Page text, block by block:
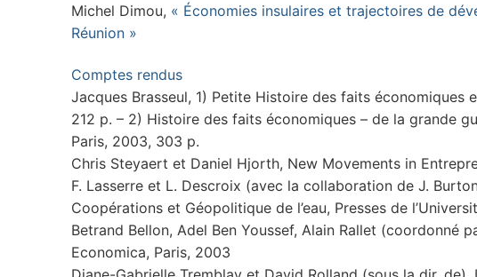
Michel Dimou, « Économies insulaires et trajectoires de
Réunion »
Comptes rendus
Jacques Brasseul, 1) Petite Histoire des faits économiques
212 p. – 2) Histoire des faits économiques – de la grande
Paris, 2003, 303 p.
Chris Steyaert et Daniel Hjorth, New Movements in
F. Lasserre et L. Descroix (avec la collaboration de J.
Coopérations et Géopolitique de l’eau, Presses de
Betrand Bellon, Adel Ben Youssef, Alain Rallet (coordonné
Economica, Paris, 2003